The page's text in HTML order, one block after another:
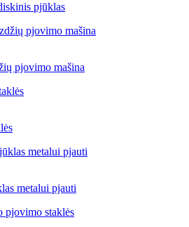
pjūklas
pjovimo mašina
metalui pjauti